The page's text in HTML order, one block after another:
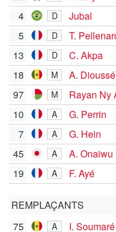
4
D
Jubal
5
D
T.
13
D
C. Akpa
18
M
A.
97
M
Rayan Ny
10
A G. Perrin
7 A G. Hein
45 A A. Onaiwu
19 A F. Ayé
REMPLAÇANTS
75
A I. Soumaré